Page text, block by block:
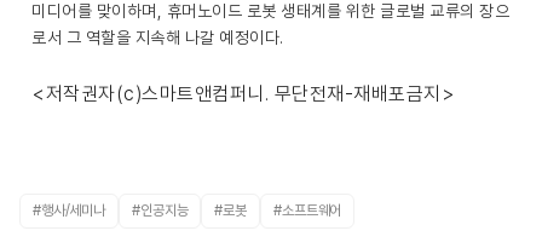
미디어를 맞이하며, 휴머노이드 로봇 생태계를 위한 글로벌 교류의 장으
로서 그 역할을 지속해 나갈 예정이다.
<저작권자(c)스마트앤컴퍼니. 무단전재-재배포금지>
#행사/세미나 #인공지능 #로봇 #소프트웨어